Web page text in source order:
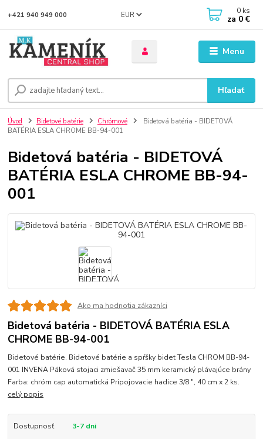
Menu
EUR
Hľadať
+421 940 949 000 0 ks
za 0 €
Úvod Bidetové batérie Chrómové
Bidetová batéria - BIDETOVÁ
BATÉRIA ESLA CHROME BB-94-001
Bidetová batéria - BIDETOVÁ
BATÉRIA ESLA CHROME BB-94-
001
Ako ma hodnotia zákazníci
Bidetová batéria - BIDETOVÁ BATÉRIA ESLA
CHROME BB-94-001
Bidetové batérie. Bidetové batérie a spŕšky bidet Tesla CHROM BB-94-
001 INVENA Páková stojaci zmiešavač 35 mm keramický plávajúce brány
Farba: chróm cap automatická Pripojovacie hadice 3/8 ", 40 cm x 2 ks.
celý popis
Dostupnosť 3-7 dni